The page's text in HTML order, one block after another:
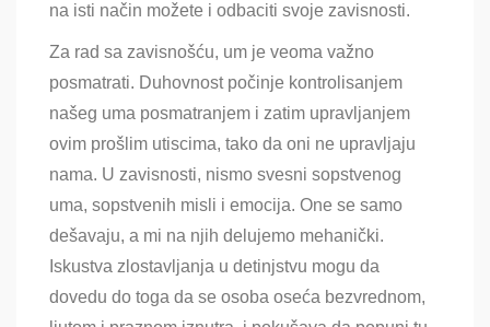
na isti način možete i odbaciti svoje zavisnosti.
Za rad sa zavisnošću, um je veoma važno
posmatrati. Duhovnost počinje kontrolisanjem
našeg uma posmatranjem i zatim upravljanjem
ovim prošlim utiscima, tako da oni ne upravljaju
nama. U zavisnosti, nismo svesni sopstvenog
uma, sopstvenih misli i emocija. One se samo
dešavaju, a mi na njih delujemo mehanički.
Iskustva zlostavljanja u detinjstvu mogu da
dovedu do toga da se osoba oseća bezvrednom,